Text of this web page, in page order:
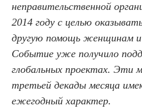
неправительственной
2014 году с целью
другую помощь женщинам и
Событие уже получило
глобальных проектах. Эти
третьей декады месяца
ежегодный характер.